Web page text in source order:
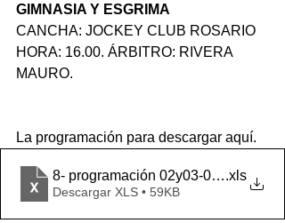
GIMNASIA Y ESGRIMA
CANCHA: JOCKEY CLUB ROSARIO
HORA: 16.00. ÁRBITRO: RIVERA
MAURO.
La programación para descargar aquí.
8- programación 02y03-04-2022 (2)
.xls
Descargar XLS • 59KB